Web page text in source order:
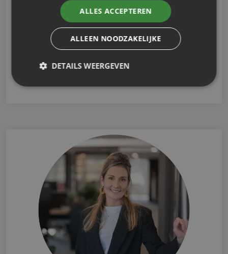
Dave
ALLES ACCEPTEREN
ALLEEN NOODZAKELIJKE
DETAILS WEERGEVEN